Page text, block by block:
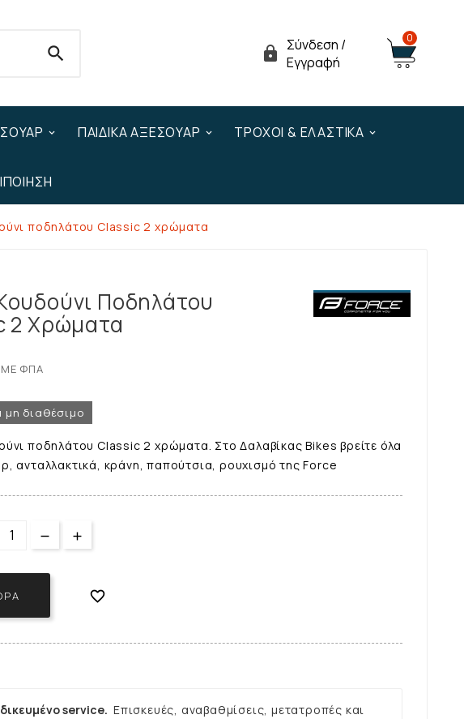
  Σύνδεση /
Εγγραφή
0
ΠΑΙΔΙΚΆ ΑΞΕΣΟΥΆΡ ΤΡΟΧΟΊ & ΕΛΑΣΤΙΚΆ
ποδηλάτου Classic 2 χρώματα
Ποδηλάτου
2 Χρώματα
ΜΕ ΦΠΑ
μη διαθέσιμο
ποδηλάτου Classic 2 χρώματα. Στο Δαλαβίκας Bikes βρείτε όλα
ανταλλακτικά, κράνη, παπούτσια, ρουχισμό της Force

service. Επισκευές, αναβαθμίσεις, μετατροπές και